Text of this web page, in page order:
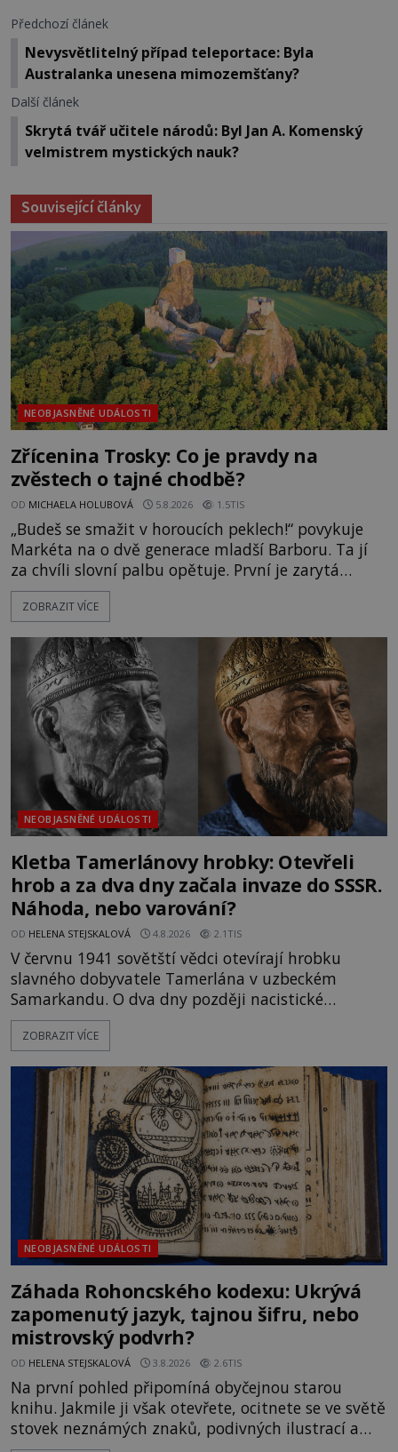
Předchozí článek
Nevysvětlitelný případ teleportace: Byla
Australanka unesena mimozemšťany?
Další článek
Skrytá tvář učitele národů: Byl Jan A. Komenský
velmistrem mystických nauk?
Související články
NEOBJASNĚNÉ UDÁLOSTI
Zřícenina Trosky: Co je pravdy na
zvěstech o tajné chodbě?
OD MICHAELA HOLUBOVÁ 5.8.2026 1.5TIS
„Budeš se smažit v horoucích peklech!“ povykuje
Markéta na o dvě generace mladší Barboru. Ta jí
za chvíli slovní palbu opětuje. První je zarytá
katolička, druhá přesvědčená kališnice. A každá z
nich se usídlí na jedné z věží slavného hradu
mezi vůdce protihusitského boje. Za manželku má
skutečně jistou
ZOBRAZIT VÍCE
NEOBJASNĚNÉ UDÁLOSTI
Kletba Tamerlánovy hrobky: Otevřeli
hrob a za dva dny začala invaze do SSSR.
Náhoda, nebo varování?
OD HELENA STEJSKALOVÁ 4.8.2026 2.1TIS
V červnu 1941 sovětští vědci otevírají hrobku
slavného dobyvatele Tamerlána v uzbeckém
Samarkandu. O dva dny později nacistické
Německo zahajuje operaci Barbarossa a napadá
Sovětský svaz. Shoda dat je natolik zarážející, že se
na legendě něco pravdy, nebo jde jen o fascinující
souhru okolností? Když antropolog Michail
Gerasimov (1907-1970) a
ZOBRAZIT VÍCE
NEOBJASNĚNÉ UDÁLOSTI
Záhada Rohoncského kodexu: Ukrývá
zapomenutý jazyk, tajnou šifru, nebo
mistrovský podvrh?
OD HELENA STEJSKALOVÁ 3.8.2026 2.6TIS
Na první pohled připomíná obyčejnou starou
knihu. Jakmile ji však otevřete, ocitnete se ve světě
stovek neznámých znaků, podivných ilustrací a